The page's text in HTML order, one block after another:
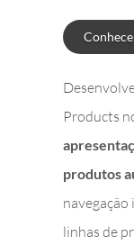
Products
produtos
navegação
linhas de